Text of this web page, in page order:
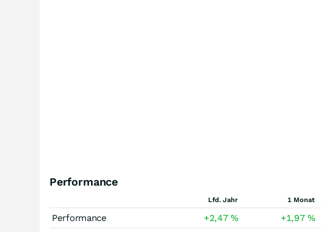
Performance
Lfd. Jahr 1 Monat
Performance +2,47% +1,97%